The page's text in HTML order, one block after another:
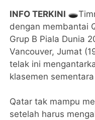
INFO TERKINI 🕳️
dengan membantai
Grup B Piala Dunia
Vancouver, Jumat
telak ini
klasemen
Qatar tak mampu
setelah harus